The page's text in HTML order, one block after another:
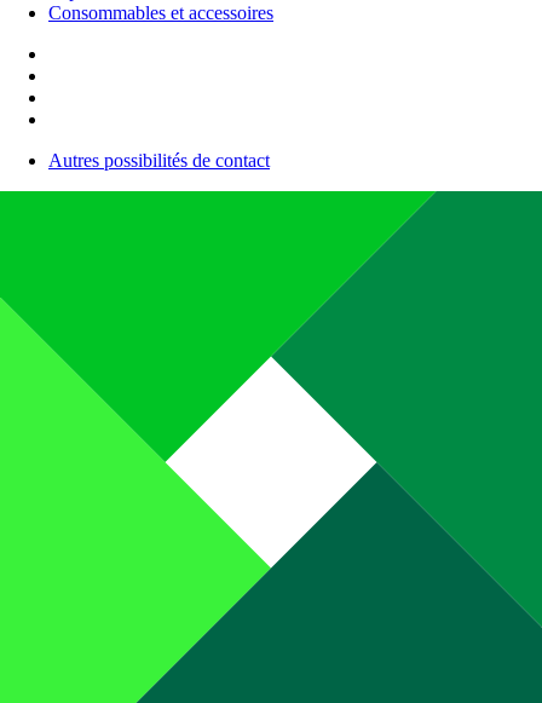
Consommables et accessoires
Autres possibilités de contact